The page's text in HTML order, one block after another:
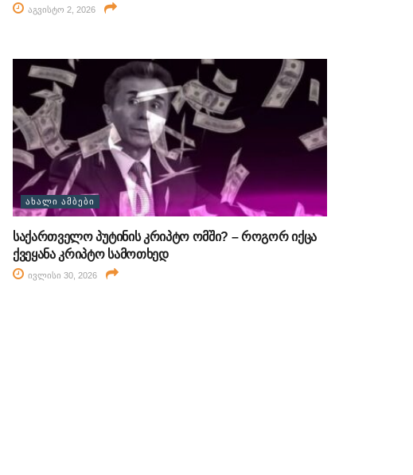
აგვისტო 2, 2026
ᲐᲮᲐᲚᲘ ᲐᲛᲑᲔᲑᲘ
საქართველო პუტინის კრიპტო ომში? – როგორ იქცა
ქვეყანა კრიპტო სამოთხედ
ივლისი 30, 2026